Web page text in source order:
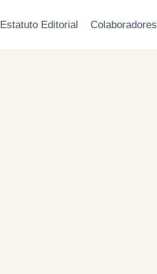
Estatuto Editorial Colaboradores